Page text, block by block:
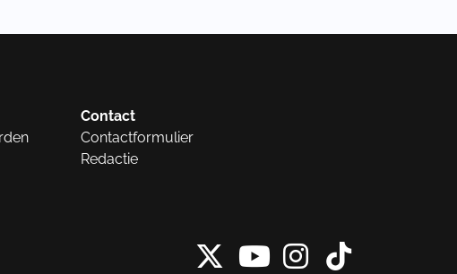
Contact
Contactformulier
Redactie
X vanInstagram
Tiktok